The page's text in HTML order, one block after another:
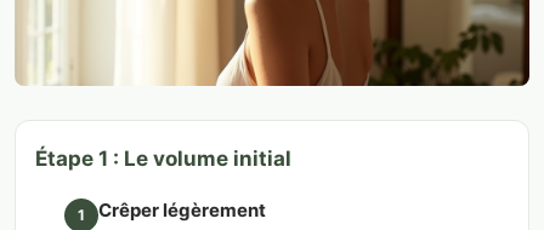
Étape 1 : Le volume initial
1 Crêper légèrement